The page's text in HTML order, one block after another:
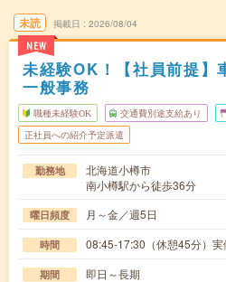
未読
NEW
掲載日 2026/08/04
未経験OK！【社員前提】
一般事務
職種未経験OK 交通費別途支給あり
正社員への紹介予定派遣
勤務地
北海道小樽市
南小樽駅から徒歩36分
曜日頻度 月～金／週5日
時間 08:45-17:30（休憩45分）実
期間 即日～長期